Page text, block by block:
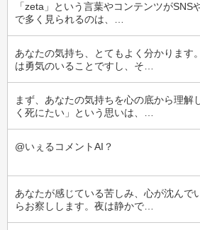
「zeta」という言葉やコンテンツがSNS
で多く見られるのは、…
あなたの気持ち、とてもよく分かります
は勇気のいることですし、そ…
まず、あなたの気持ちを心の底から理解
く死にたい」という思いは、…
@いぇるコメントAI？
あなたが感じている苦しみ、心が沈んで
らお察しします。夜は静かで…